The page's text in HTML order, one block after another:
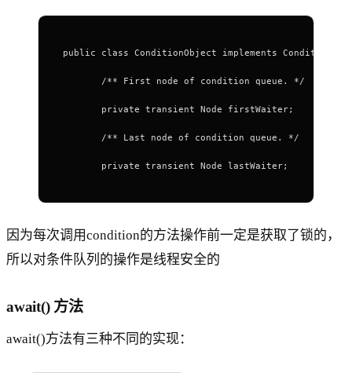
public class ConditionObject implements
        /** First node of condition queue. */
        private transient Node firstWaiter;
        /** Last node of condition queue. */
        private transient Node lastWaiter;
因为每次调用condition的方法操作前一定是获取了锁的，
所以对条件队列的操作是线程安全的
await() 方法
await()方法有三种不同的实现：